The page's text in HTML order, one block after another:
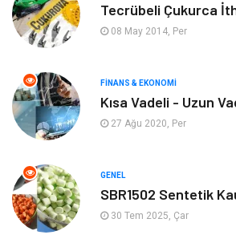
Emlak
Mobilya
Eğitim Kurumları Tatil
Aksesuar Eğlence
Güzellik
Tecrübeli Çukurca
08 May 2014, Per
FINANS & EKONOMI
Kısa Vadeli - Uzun
27 Ağu 2020, Per
GENEL
SBR1502 Sentetik
30 Tem 2025, Çar